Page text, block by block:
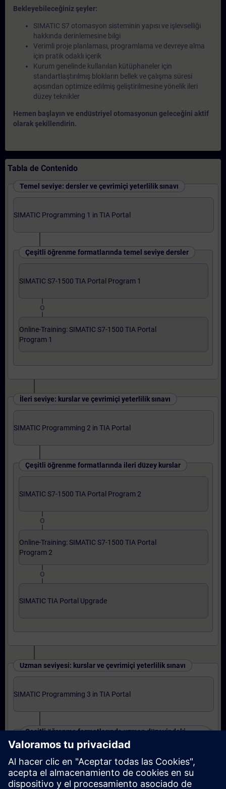
Bekleyebileceğiniz şeyler:
SIMATIC S7 otomasyon sisteminin yapısı ve işlevselliği
hakkında derinlemesine bilgi
Verimli proje planlaması, programlama ve devreye alma
için pratik odaklı içerik
Kurum genelinde kullanılan kütüphaneler için
standartlaştırılmış blokların bellek ve çalışma süresi
açısından optimize edilmiş geliştirilmesine yönelik ileri
düzey teknikler
Hemen başlayın ve endüstriyel otomasyonun geleceğini aktif
olarak şekillendirin.
Tabla de Contenido
Temel seviye: dersler ve çevrimiçi yeterlilik sınavı
SIMATIC Programming 1 in TIA Portal
Çeşitli öğrenme formatlarında temel seviye dersler
SIMATIC S7-1500 TIA Portal Program 1
O
Online-Training: SIMATIC S7-1500 TIA Portal
Program 1
İleri seviye: kurslar ve çevrimiçi yeterlilik sınavı
SIMATIC Programming 2 in TIA Portal
Çeşitli öğrenme formatlarında ileri düzey kurslar
SIMATIC S7-1500 TIA Portal Program 2
O
Online-Training: SIMATIC S7-1500 TIA Portal
Program 2
O
SIMATIC TIA Portal Upgrade
Uzman seviyesi: kurslar ve çevrimiçi yeterlilik sınavı
SIMATIC Programming 3 in TIA Portal
Çeşitli öğrenme formatlarında uzman düzeyindeki
kurslar
SIMATIC S7-1500 TIA Portal Program 3
O